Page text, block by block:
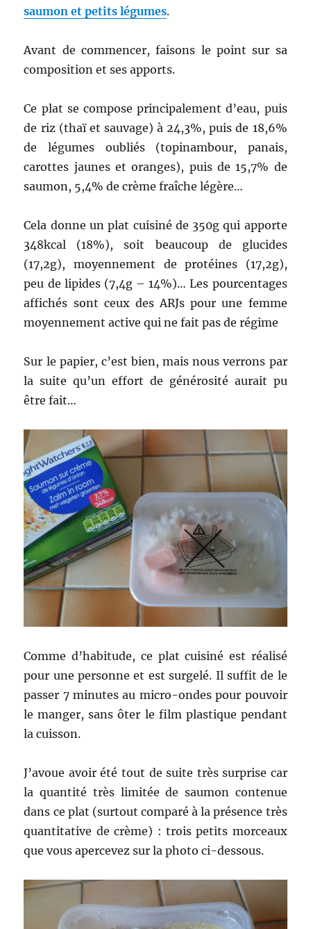
saumon et petits légumes.
Avant de commencer, faisons le point sur sa
composition et ses apports.
Ce plat se compose principalement d’eau, puis
de riz (thaï et sauvage) à 24,3%, puis de 18,6%
de légumes oubliés (topinambour, panais,
carottes jaunes et oranges), puis de 15,7% de
saumon, 5,4% de crème fraîche légère…
Cela donne un plat cuisiné de 350g qui apporte
348kcal (18%), soit beaucoup de glucides
(17,2g), moyennement de protéines (17,2g),
peu de lipides (7,4g – 14%)… Les pourcentages
affichés sont ceux des ARJs pour une femme
moyennement active qui ne fait pas de régime
Sur le papier, c’est bien, mais nous verrons par
la suite qu’un effort de générosité aurait pu
être fait…
Comme d’habitude, ce plat cuisiné est réalisé
pour une personne et est surgelé. Il suffit de le
passer 7 minutes au micro-ondes pour pouvoir
le manger, sans ôter le film plastique pendant
la cuisson.
J’avoue avoir été tout de suite très surprise car
la quantité très limitée de saumon contenue
dans ce plat (surtout comparé à la présence très
quantitative de crème) : trois petits morceaux
que vous apercevez sur la photo ci-dessous.